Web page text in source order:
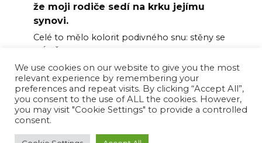
že moji rodiče sedí na krku jejímu
synovi.
Celé to mělo kolorit podivného snu: stěny se
mírně
0 5
© 2026 Happy News Feed
We use cookies on our website to give you the most
relevant experience by remembering your
preferences and repeat visits. By clicking “Accept All”,
you consent to the use of ALL the cookies. However,
you may visit "Cookie Settings" to provide a controlled
consent.